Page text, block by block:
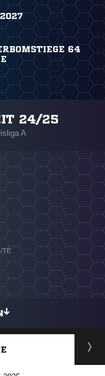
64
24/25
A
TE